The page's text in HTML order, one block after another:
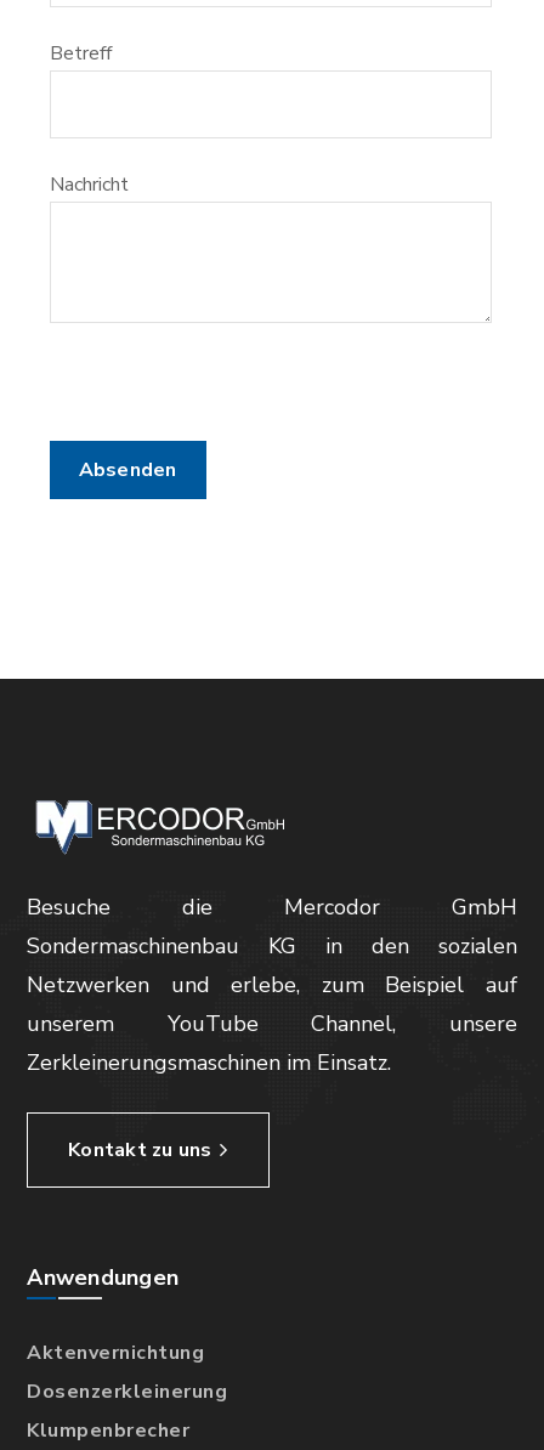
Betreff
Nachricht
Besuche die Mercodor GmbH
Sondermaschinenbau KG in den sozialen
Netzwerken und erlebe, zum Beispiel auf
unserem YouTube Channel, unsere
Zerkleinerungsmaschinen im Einsatz.
Kontakt zu uns
Anwendungen
Aktenvernichtung
Dosenzerkleinerung
Klumpenbrecher